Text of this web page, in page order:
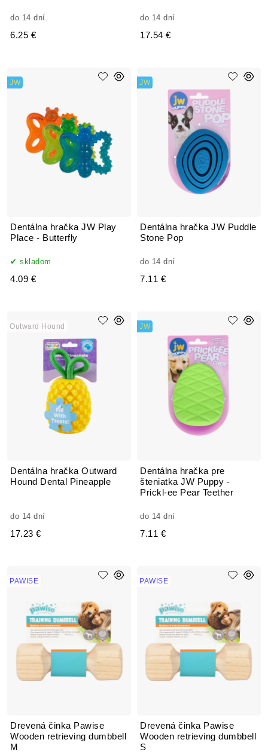
do 14 dní
6.25 €
do 14 dní
17.54 €
Dentálna hračka JW Play
Place - Butterfly
JW
skladom
4.09 €
Dentálna hračka JW Puddle
Stone Pop
JW
do 14 dní
7.11 €
Dentálna hračka Outward
Hound Dental Pineapple
Outward Hound
do 14 dní
17.23 €
Dentálna hračka pre
šteniatka JW Puppy -
Prickl-ee Pear Teether
JW
do 14 dní
7.11 €
Drevená činka Pawise
Wooden retrieving dumbbell
M
PAWISE
Drevená činka Pawise
Wooden retrieving dumbbell
S
PAWISE